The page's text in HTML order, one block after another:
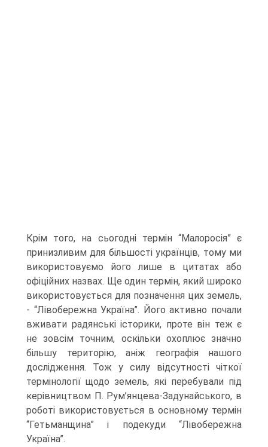
Крім того, на сьогодні термін “Малоросія” є
принизливим для більшості українців, тому ми
використовуємо його лише в цитатах або
офіційних назвах. Ще один термін, який широко
використовується для позначення цих земель,
- “Лівобережна Україна”. Його активно почали
вживати радянські історики, проте він теж є
не зовсім точним, оскільки охоплює значно
більшу територію, аніж географія нашого
дослідження. Тож у силу відсутності чіткої
термінології щодо земель, які перебували під
керівництвом П. Рум’янцева-Задунайського, в
роботі використовується в основному термін
“Гетьманщина” і подекуди “Лівобережна
Україна”.